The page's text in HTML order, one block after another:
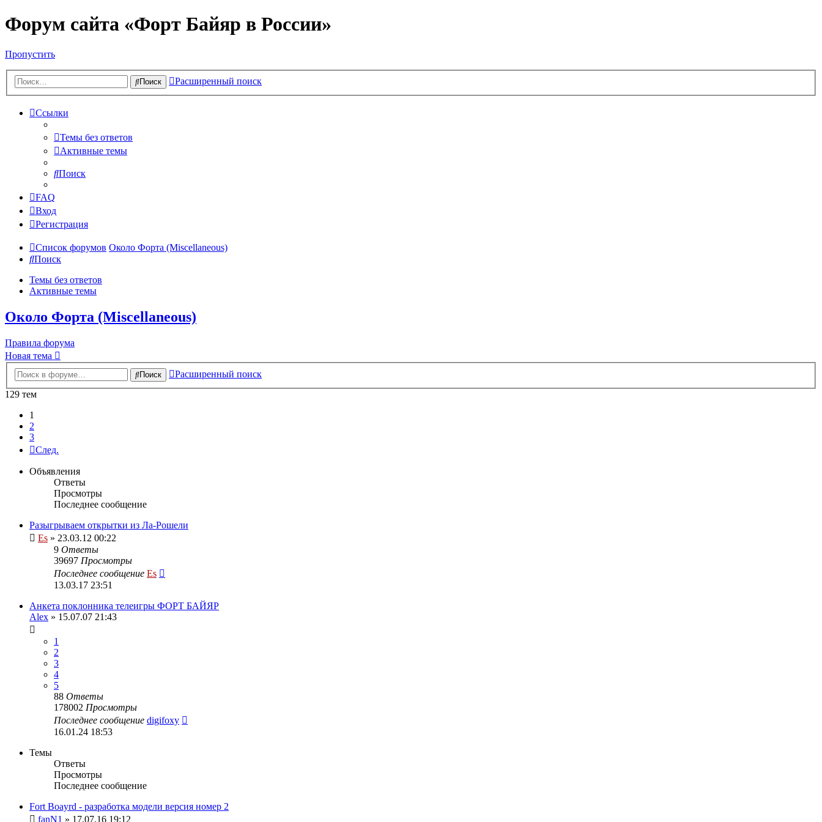
Форум сайта «Форт Байяр в России»
Пропустить
Поиск Расширенный поиск
Ссылки
Темы без ответов
Активные темы
Поиск
FAQ
Вход
Регистрация
Список форумов Около Форта (Miscellaneous)
Поиск
Темы без ответов
Активные темы
Около Форта (Miscellaneous)
Правила форума
Новая тема
Поиск
Расширенный поиск
129 тем
1
2
3
След.
Объявления
Ответы
Просмотры
Последнее сообщение
Разыгрываем открытки из Ла-Рошели
Es » 23.03.12 00:22
9 Ответы
39697 Просмотры
Последнее сообщение Es
13.03.17 23:51
Анкета поклонника телеигры ФОРТ БАЙЯР
Alex » 15.07.07 21:43
1
2
3
4
5
88 Ответы
178002 Просмотры
Последнее сообщение digifoxy
16.01.24 18:53
Темы
Ответы
Просмотры
Последнее сообщение
Fort Boayrd - разработка модели версия номер 2
fanN1 » 17.07.16 19:12